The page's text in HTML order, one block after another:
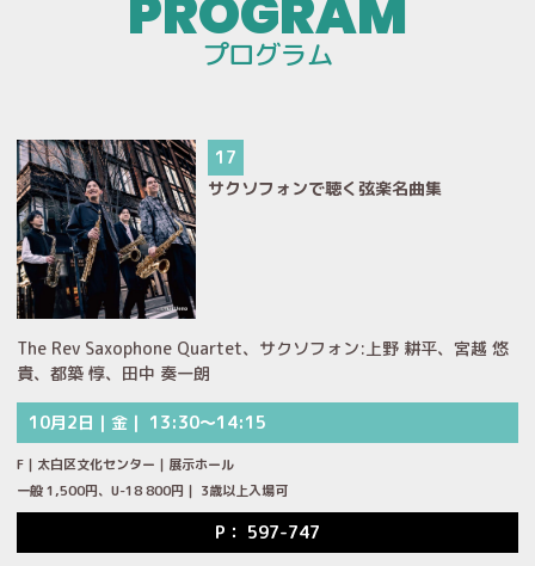
プログラム
17
サクソフォンで聴く弦楽名曲集
The Rev Saxophone Quartet、サクソフォン:上野 耕平、宮越 悠
貴、都築 惇、田中 奏一朗
10月2日｜金｜ 13:30～14:15
F｜太白区文化センター｜展示ホール
一般 1,500円、U-18 800円｜ 3歳以上入場可
P： 597-747